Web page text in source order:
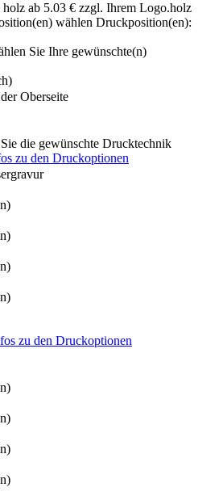
holz
wählen Druckposition(en):
Sie Ihre gewünschte(n)
Oberseite
die gewünschte Drucktechnik
zu den Druckoptionen
zu den Druckoptionen